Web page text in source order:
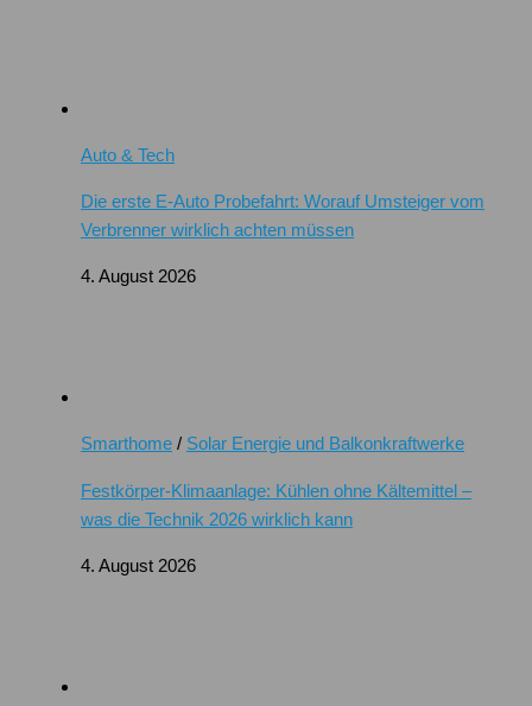
Auto & Tech
Die erste E-Auto Probefahrt: Worauf Umsteiger vom
Verbrenner wirklich achten müssen
4. August 2026
Smarthome / Solar Energie und Balkonkraftwerke
Festkörper-Klimaanlage: Kühlen ohne Kältemittel –
was die Technik 2026 wirklich kann
4. August 2026